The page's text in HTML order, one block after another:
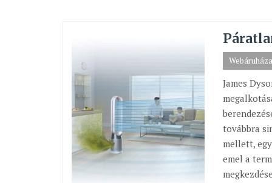
James
továbbra
mellett,
emel a